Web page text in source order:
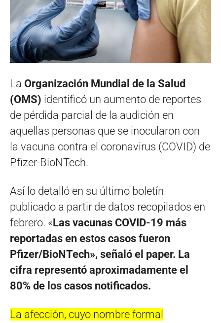
La Organización Mundial de la Salud
(OMS) identificó un aumento de reportes
de pérdida parcial de la audición en
aquellas personas que se inocularon con
la vacuna contra el coronavirus (COVID) de
Pfizer-BioNTech.
Así lo detalló en su último boletín
publicado a partir de datos recopilados en
febrero. «Las vacunas COVID-19 más
reportadas en estos casos fueron
Pfizer/BioNTech», señaló el paper. La
cifra representó aproximadamente el
80% de los casos notificados.
La afección, cuyo nombre formal